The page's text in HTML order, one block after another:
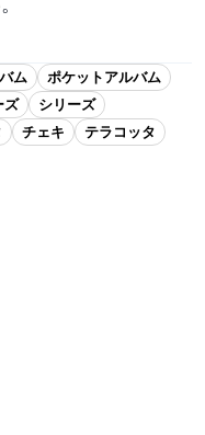
ム
ポケットアルバム
ズ
シリーズ
チェキ テラコッタ